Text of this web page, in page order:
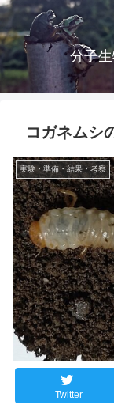
分子
コガネムシ
実験・準備・結果・考察
Twitter